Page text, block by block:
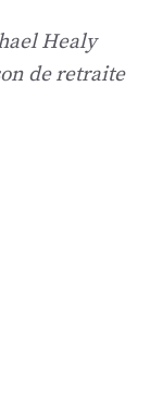
Healy
de retraite